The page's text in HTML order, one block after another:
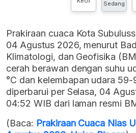
Sedang
Prakiraan cuaca Kota
04 Agustus 2026, menurut
Klimatologi, dan Geofisika
cerah berawan dengan suhu
°C dan kelembapan udara
diperbarui per Selasa, 04
04:52 WIB dari laman resmi
(Baca: Prakiraan Cuaca Nias